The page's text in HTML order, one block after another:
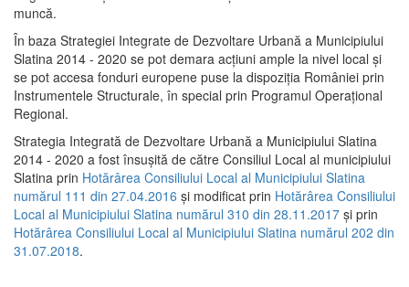
muncă.
În baza Strategiei Integrate de Dezvoltare Urbană a Municipiului
Slatina 2014 - 2020 se pot demara acţiuni ample la nivel local şi
se pot accesa fonduri europene puse la dispoziţia României prin
Instrumentele Structurale, în special prin Programul Operațional
Regional.
Strategia Integrată de Dezvoltare Urbană a Municipiului Slatina
2014 - 2020 a fost însuşită de către Consiliul Local al municipiului
Slatina prin Hotărârea Consiliului Local al Municipiului Slatina
numărul 111 din 27.04.2016 și modificat prin Hotărârea Consiliului
Local al Municipiului Slatina numărul 310 din 28.11.2017 și prin
Hotărârea Consiliului Local al Municipiului Slatina numărul 202 din
31.07.2018.